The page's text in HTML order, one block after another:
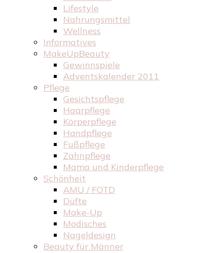
Lifestyle
Nahrungsmittel
Wellness
Informatives
MakeUpBeauty
Gewinnspiele
Adventskalender 2011
Pflege
Gesichtspflege
Haarpflege
Körperpflege
Handpflege
Fußpflege
Zahnpflege
Mama und Kinderpflege
Schönheit
AMU / FOTD
Düfte
Make-Up
Modisches
Nageldesign
Beauty für Männer